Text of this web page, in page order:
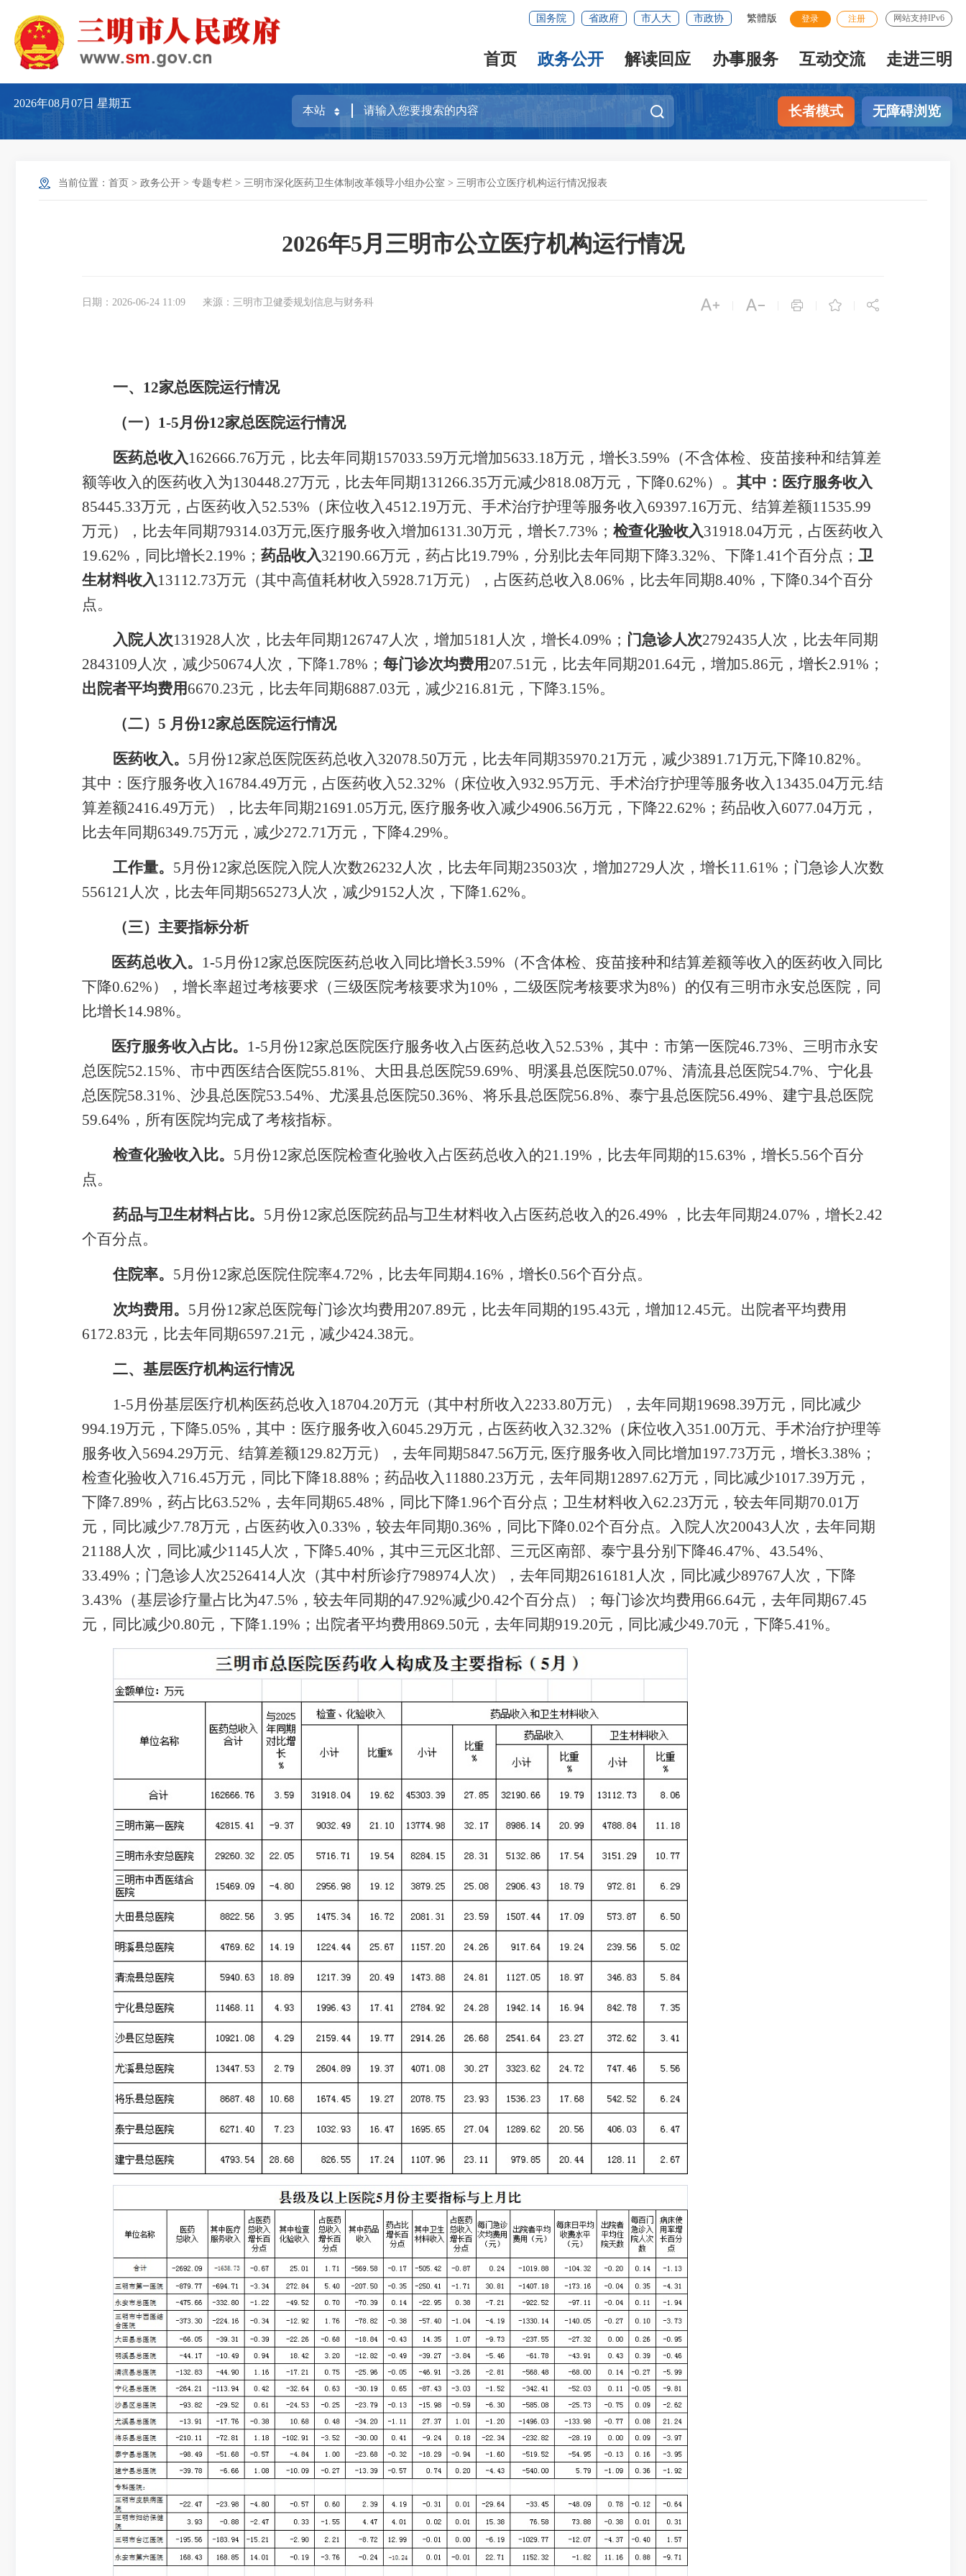
国务院 省政府 市人大 市政协 繁體版 登录 注册 网站支持IPv6
首页 政务公开 解读回应 办事服务 互动交流 走进三明
2026年08月07日星期五
长者模式 无障碍浏览
当前位置： 首页 > 政务公开 > 专题专栏 > 三明市深化医药卫生体制改革领导小组办公室 > 三明市公立医疗机构运行情况报表
2026年5月三明市公立医疗机构运行情况
日期：2026-06-24 11:09 来源：三明市卫健委规划信息与财务科     
一、 12家总医院运行情况
（一） 1-5 月份12家总医院运行情况
医药总收入 162666.76万元，比去年同期157033.59万元增加5633.18万元，增长3.59% （不含体检、疫苗接种和结算差
额等收入的医药收入为130448.27万元，比去年同期131266.35万元减少818.08万元，下降0.62%） 。 其中： 医疗服务收入
85445.33万元，占医药收入 52.53% （床位收入4512.19万元、手术治疗护理等服务收入 69397.16万元、结算差额11535.99
万元），比去年同期79314.03万元,医疗服务收入增加6131.30万元， 增长7.73% ； 检查化验收入31918.04万元， 占医药收入
19.62% ， 同比增长2.19% ； 药品收入32190.66万元，药占比19.79% ，分别比去年同期下降3.32%、 下降1.41个百分点； 卫
生材料收入 13112.73万元（其中高值耗材收入 5928.71万元），占医药总收入8.06% ，比去年同期8.40% ， 下降0.34个百分
点。
入院人次131928 人次，比去年同期126747 人次， 增加5181 人次， 增长4.09% ； 门急诊人次2792435 人次，比去年同期
2843109 人次， 减少50674人次， 下降1.78% ； 每门诊次均费用207.51 元，比去年同期201.64元， 增加5.86元， 增长2.91% ；
出院者平均费用6670.23元，比去年同期6887.03元， 减少216.81 元， 下降3.15%。
（二） 5 月份12家总医院运行情况
医药收入 。 5 月 份12家总医院医药总收入 32078.50万元，比去年同期35970.21万元， 减少3891.71万元,下降10.82%。
其中： 医疗服务收入 16784.49万元，占医药收入 52.32% （床位收入932.95万元、手术治疗护理等服务收入 13435.04万元.结
算差额2416.49万元），比去年同期21691.05万元, 医疗服务收入减少4906.56万元， 下降22.62% ；药品收入 6077.04万元，
比去年同期6349.75万元， 减少272.71万元， 下降4.29%。
工作量。 5 月 份12家总 医院入院人次数26232 人次，比去年同期23503次， 增加2729 人次， 增长11.61% ；门急诊人次数
556121 人次，比去年同期565273 人次， 减少9152 人次， 下降1.62%。
（三）主要指标分析
医药总收入 。 1-5 月 份12家总 医院医药总收入同比增长3.59% （不含体检、疫苗接种和结算差额等收入的医药收入同比
下降0.62%） ，增长率超过考核要求（三级医院考核要求为10% ，二级医院考核要求为8%）的仅有三明市永安总 医院，同
比增长14.98%。
医疗服务收入占比。 1-5 月份12家总医院医疗服务收入占医药总收入 52.53% ，其中：市第一医院46.73%、三明市永安
总医院52.15%、市中西医结合医院55.81%、大田县总医院59.69%、明溪县总医院50.07%、清流县总医院54.7%、宁化县
总医院58.31%、沙县总医院53.54%、尤溪县总医院50.36%、将乐县总医院56.8%、泰宁县总医院56.49%、建宁县总医院
59.64% ， 所有医院均完成了考核指标。
检查化验收入比。 5 月 份12家总 医院检查化验收入占医药总收入的21.19% ，比去年同期的15.63% ， 增长5.56个百分
点。
药品与卫生材料占比。 5 月 份12家总医院药品与卫生材料收入占医药总收入的26.49% ，比去年同期24.07% ， 增长2.42
个百分点。
住院率。 5 月 份12家总 医院住院率4.72% ，比去年同期4.16% ， 增长0.56个百分点。
次均费用。 5 月 份12家总 医院每门诊次均费用207.89元，比去年同期的195.43元， 增加12.45元。出院者平均费用
6172.83元，比去年同期6597.21 元， 减少424.38元。
二、基层医疗机构运行情况
1-5 月 份基层医疗机构医药总收入 18704.20万元 （其中村所收入 2233.80万元） ，去年同期19698.39万元，同比减少
994.19万元， 下降5.05% ，其中： 医疗服务收入 6045.29万元，占医药收入 32.32% （床位收入 351.00万元、手术治疗护理等
服务收入 5694.29万元、结算差额129.82万元），去年同期5847.56万元, 医疗服务收入 同比增加197.73万元， 增长3.38% ；
检查化验收入 716.45万元，同比下降18.88% ；药品收入 11880.23万元，去年同期12897.62万元，同比减少1017.39万元，
下降7.89% ，药占比63.52% ，去年同期65.48% ，同比下降1.96个百分点；卫生材料收入 62.23万元， 较去年同期70.01万
元，同比减少7.78万元，占医药收入0.33% ， 较去年同期0.36% ，同比下降0.02个百分点。入院人次20043 人次，去年同期
21188 人次，同比减少1145 人次， 下降5.40% ，其中三元区北部、三元区南部、泰宁县分别下降46.47%、 43.54%、
33.49% ；门急诊人次2526414人次 （其中村所诊疗798974人次） ，去年同期2616181 人次，同比减少89767 人次， 下降
3.43% （基层诊疗量占比为47.5% ，较去年同期的47.92%减少0.42个百分点） ；每门诊次均费用66.64元，去年同期67.45
元，同比减少0.80元， 下降1.19% ；出院者平均费用869.50元，去年同期919.20元，同比减少49.70元， 下降5.41%。